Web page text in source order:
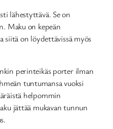
lähestyttävä. Se on
Maku on kepeän
siitä on löydettävissä myös
perinteikäs porter ilman
tuntumansa vuoksi
helpommin
jättää mukavan tunnun